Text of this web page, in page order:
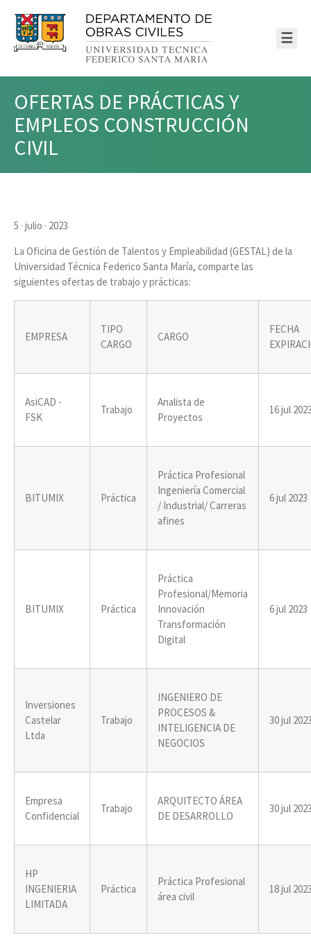
☰
OFERTAS DE PRÁCTICAS Y
EMPLEOS CONSTRUCCIÓN
CIVIL
5 · julio · 2023
La Oficina de Gestión de Talentos y Empleabilidad (GESTAL) de la
Universidad Técnica Federico Santa María, comparte las
siguientes ofertas de trabajo y prácticas:
EMPRESA
TIPO
CARGO
CARGO
FECHA
AsiCAD -
FSK
Trabajo
Analista de
Proyectos
16 jul
BITUMIX Práctica
Práctica Profesional
Ingeniería Comercial
/ Industrial/ Carreras
afines
6 jul 2023
BITUMIX Práctica
Práctica
Profesional/Memoria
Innovación
Transformación
Digital
6 jul 2023
Inversiones
Castelar
Ltda
Trabajo
INGENIERO DE
PROCESOS &
INTELIGENCIA DE
NEGOCIOS
30 jul
Empresa
Confidencial
Trabajo
ARQUITECTO ÁREA
DE DESARROLLO
30 jul
HP
INGENIERIA
LIMITADA
Práctica
Práctica Profesional
área civil
18 jul